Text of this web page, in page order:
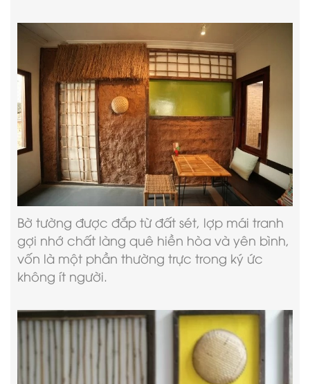
Bờ tường được đắp từ đất sét, lợp mái tranh
gợi nhớ chất làng quê hiền hòa và yên bình,
vốn là một phần thường trực trong ký ức
không ít người.